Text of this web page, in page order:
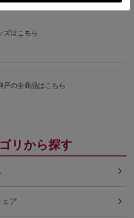
ズはこちら
戸の全商品はこちら
リから探す
ア